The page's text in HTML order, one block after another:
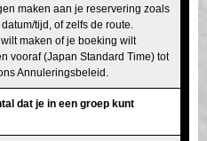
maken aan je reservering zoals
tijd, of zelfs de route.
maken of je boeking wilt
vooraf (Japan Standard Time) tot
Annuleringsbeleid.
dat je in een groep kunt